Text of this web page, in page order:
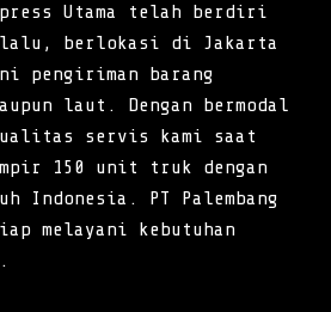
Utama telah berdiri
lalu, berlokasi di Jakarta
pengiriman barang
laut. Dengan bermodal
servis kami saat
150 unit truk dengan
Indonesia. PT Palembang
melayani kebutuhan